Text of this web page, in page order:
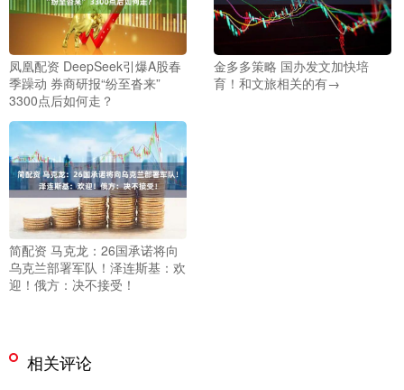
凤凰配资 DeepSeek引爆A股春
季躁动 券商研报“纷至沓来”
3300点后如何走？
金多多策略 国办发文加快培
育！和文旅相关的有→
简配资 马克龙：26国承诺将向
乌克兰部署军队！泽连斯基：欢
迎！俄方：决不接受！
相关评论